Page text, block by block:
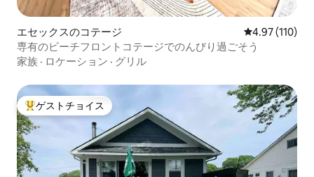
エセックスのコテージ レビュー110
4.97 (110)
専有のビーチフロントコテージでのんびり過ごそう
家族 · ロケーション · グリル
大好評のゲストチョイスです。
ゲストチョイス